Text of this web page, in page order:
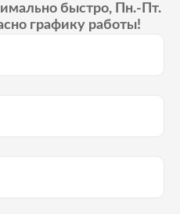
быстро, Пн.-Пт.
графику работы!